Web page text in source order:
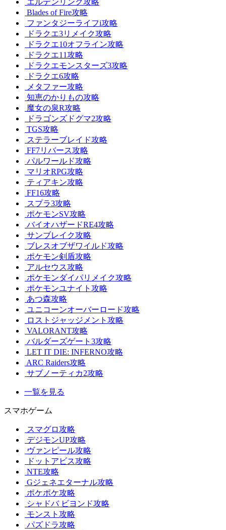
Blades of Fire攻略
ファンタジーライフi攻略
ドラクエ3リメイク攻略
ドラクエ10オフライン攻略
ドラクエ11攻略
ドラクエモンスターズ3攻略
ドラクエ6攻略
メタファー攻略
知恵のかりもの攻略
魔女の泉R攻略
ドラゴンズドグマ2攻略
TGS攻略
ステラーブレイド攻略
FF7リバース攻略
パルワールド攻略
マリオRPG攻略
ティアキン攻略
FF16攻略
スプラ3攻略
ポケモンSV攻略
バイオハザードRE4攻略
サンブレイク攻略
ブレスオブザワイルド攻略
ポケモン剣盾攻略
アルセウス攻略
ポケモンダイパリメイク攻略
ポケモンユナイト攻略
あつ森攻略
ユニコーンオーバーロード攻略
ロストジャッジメント攻略
VALORANT攻略
バルダーズゲート3攻略
LET IT DIE: INFERNO攻略
ARC Raiders攻略
サブノーティカ2攻略
一覧を見る
スマホゲーム
スマグロ攻略
デジモンUP攻略
ヴァンピール攻略
ドットアビス攻略
NTE攻略
Gジェネエターナル攻略
ポケポケ攻略
シャドバ ビヨンド攻略
モンスト攻略
パズドラ攻略